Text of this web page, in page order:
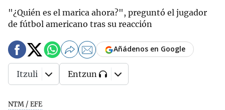
"¿Quién es el marica ahora?", preguntó el jugador
de fútbol americano tras su reacción
NTM / EFE
Añádenos en Google
Itzuli Entzun